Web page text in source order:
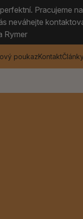
Pracujeme
neváhejte
Rymer
poukazKontakt